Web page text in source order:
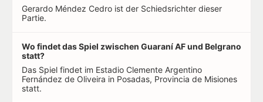
Gerardo Méndez Cedro ist der Schiedsrichter dieser
Partie.
Wo findet das Spiel zwischen Guaraní AF und Belgrano
statt?
Das Spiel findet im Estadio Clemente Argentino
Fernández de Oliveira in Posadas, Provincia de Misiones
statt.